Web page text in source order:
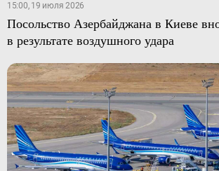
15:00, 19 июля 2026
Посольство Азербайджана в Киеве
в результате воздушного удара